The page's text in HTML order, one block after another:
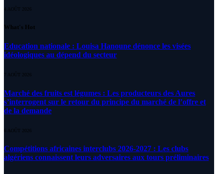
4 AOÛT 2026
What's Hot
Education nationale : Louisa Hanoune dénonce les visées
idéologiques au dépend du secteur
7 AOÛT 2026
Marché des fruits est légumes : Les producteurs des Aures
s’interrogent sur le retour du principe du marché de l’offre et
de la demande
6 AOÛT 2026
Compétitions africaines interclubs 2026-2027 : Les clubs
algériens connaissent leurs adversaires aux tours préliminaires